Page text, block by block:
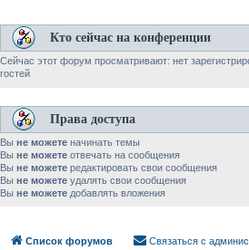
Кто сейчас на конференции
Сейчас этот форум просматривают: нет
гостей
Права доступа
Вы не можете начинать темы
Вы не можете отвечать на сообщения
Вы не можете редактировать свои сообщения
Вы не можете удалять свои сообщения
Вы не можете добавлять вложения
Список форумов Связаться с